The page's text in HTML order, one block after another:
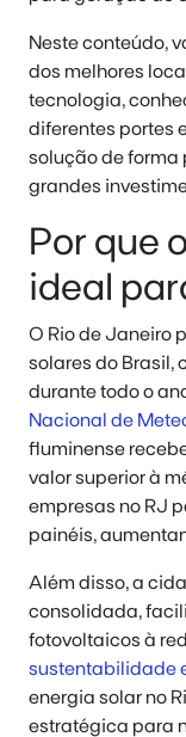
Neste conteúdo,
dos melhores
tecnologia,
diferentes portes
solução de forma
grandes
Por que
ideal
O Rio de Janeiro
solares do Brasil,
durante todo o
Nacional de
fluminense
valor superior à
empresas no RJ
painéis,
Além disso, a
consolidada,
fotovoltaicos à
sustentabilidade
energia solar no
estratégica para